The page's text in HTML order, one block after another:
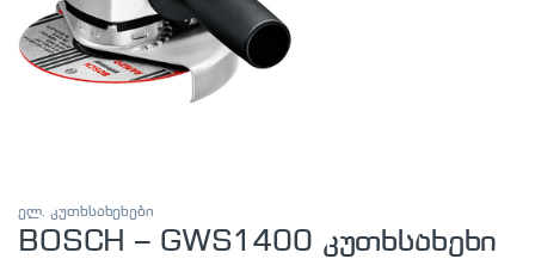
ელ. კუთხსახეხები
BOSCH – GWS1400 კუთხსახეხი